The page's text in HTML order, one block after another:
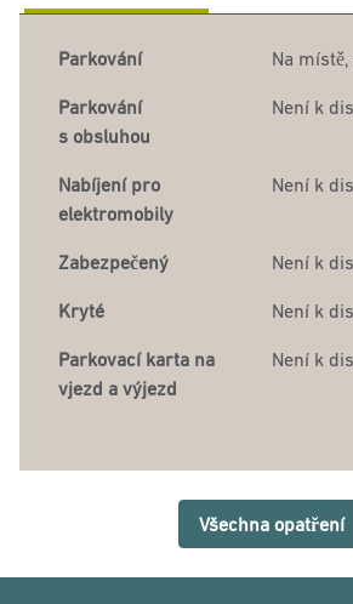
Parkování Na místě,
Parkování
s obsluhou
Není k
Nabíjení pro
elektromobily
Není k
Zabezpečený Není k
Kryté Není k
Parkovací karta na
vjezd a výjezd
Není k
Všechna opatření